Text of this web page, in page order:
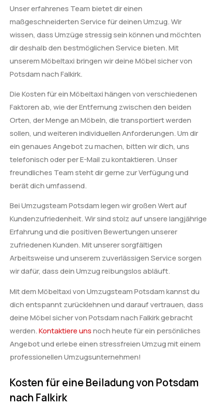
Unser erfahrenes Team bietet dir einen
maßgeschneiderten Service für deinen Umzug. Wir
wissen, dass Umzüge stressig sein können und möchten
dir deshalb den bestmöglichen Service bieten. Mit
unserem Möbeltaxi bringen wir deine Möbel sicher von
Potsdam nach Falkirk.
Die Kosten für ein Möbeltaxi hängen von verschiedenen
Faktoren ab, wie der Entfernung zwischen den beiden
Orten, der Menge an Möbeln, die transportiert werden
sollen, und weiteren individuellen Anforderungen. Um dir
ein genaues Angebot zu machen, bitten wir dich, uns
telefonisch oder per E-Mail zu kontaktieren. Unser
freundliches Team steht dir gerne zur Verfügung und
berät dich umfassend.
Bei Umzugsteam Potsdam legen wir großen Wert auf
Kundenzufriedenheit. Wir sind stolz auf unsere langjährige
Erfahrung und die positiven Bewertungen unserer
zufriedenen Kunden. Mit unserer sorgfältigen
Arbeitsweise und unserem zuverlässigen Service sorgen
wir dafür, dass dein Umzug reibungslos abläuft.
Mit dem Möbeltaxi von Umzugsteam Potsdam kannst du
dich entspannt zurücklehnen und darauf vertrauen, dass
deine Möbel sicher von Potsdam nach Falkirk gebracht
werden.Kontaktiere unsnoch heute für ein persönliches
Angebot und erlebe einen stressfreien Umzug mit einem
professionellen Umzugsunternehmen!
Kosten für eine Beiladung von Potsdam
nach Falkirk